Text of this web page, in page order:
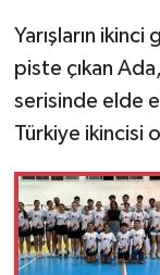
Yarışların
piste çıkan
serisinde elde
Türkiye ikincisi
LEFKOŞA
MAGAZİN
Nöbetçi
ÖZEL
SAĞLIK